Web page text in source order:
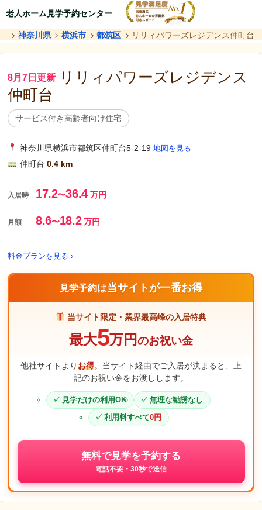
老人ホーム見学予約センター
神奈川県 横浜市 都筑区 リリィパワーズレジデンス仲町台
8月7日更新
リリィパワーズレジデンス
仲町台
サービス付き高齢者向け住宅
神奈川県横浜市都筑区仲町台5-2-19 地図を見る
仲町台 0.4 km
入居時 17.2〜36.4万円
月額 8.6〜18.2万円
料金プランを見る ›
見学予約は当サイトが一番お得
当サイト限定・業界最高峰の入居特典
最大5万円のお祝い金
他社サイトよりお得。当サイト経由でご入居が決まると、上
記のお祝い金をお渡しします。
見学だけの利用OK
無理な勧誘なし
利用料すべて0円
無料で見学を予約する
電話不要・30秒で送信